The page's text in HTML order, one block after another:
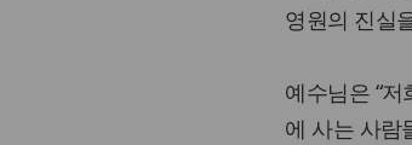
영원의 진실
예수님은 “
에 사는 사람